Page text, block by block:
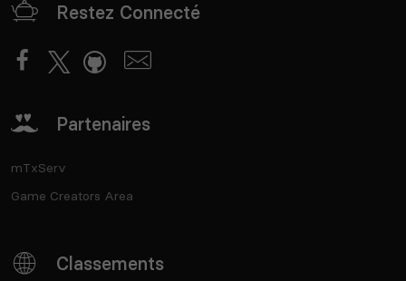
Restez Connecté
Partenaires
mTxServ
Game Creators Area
Classements